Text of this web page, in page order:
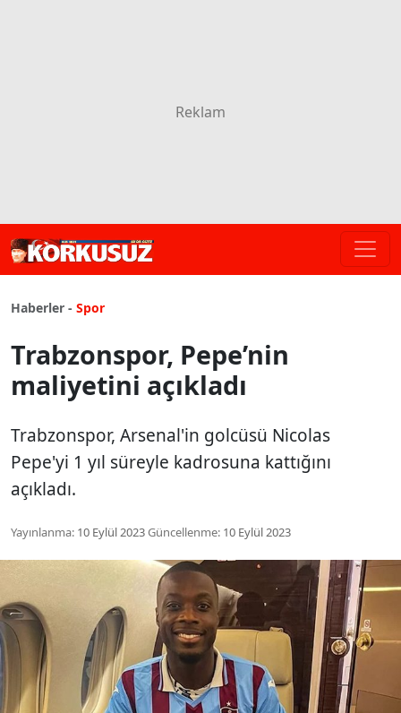
Haberler - Spor
Trabzonspor, Pepe’nin
maliyetini açıkladı
Trabzonspor, Arsenal'in golcüsü Nicolas
Pepe'yi 1 yıl süreyle kadrosuna kattığını
açıkladı.
Yayınlanma: 10 Eylül 2023Güncellenme: 10 Eylül 2023